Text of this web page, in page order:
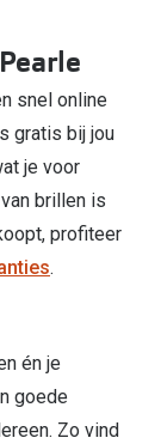
snel online
gratis bij jou
je voor
brillen is
profiteer
.
én je
goede
Zo vind